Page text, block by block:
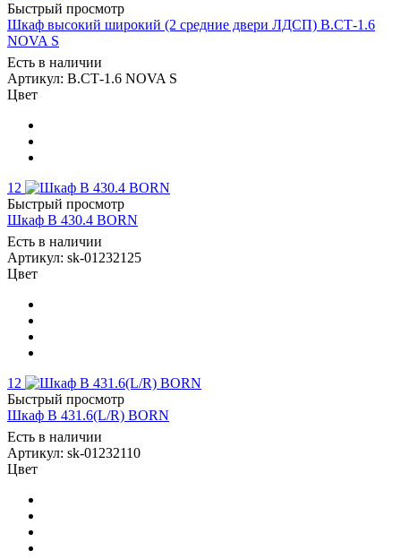
Быстрый просмотр
Шкаф высокий широкий (2 средние двери ЛДСП) В.СТ-1.6
NOVA S
Есть в наличии
Артикул: В.СТ-1.6 NOVA S
Цвет
12
Быстрый просмотр
Шкаф B 430.4 BORN
Есть в наличии
Артикул: sk-01232125
Цвет
12
Быстрый просмотр
Шкаф B 431.6(L/R) BORN
Есть в наличии
Артикул: sk-01232110
Цвет